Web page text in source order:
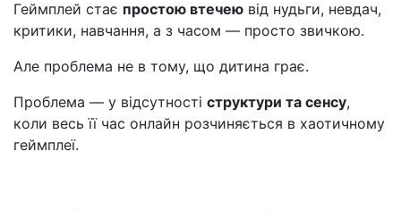
Геймплей стає простою втечею від нудьги, невдач,
критики, навчання, а з часом — просто звичкою.
Але проблема не в тому, що дитина грає.
Проблема — у відсутності структури та сенсу,
коли весь її час онлайн розчиняється в хаотичному
геймплеї.